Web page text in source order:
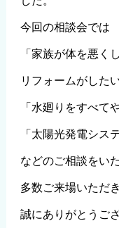
今回の相談会では
「家族が体を悪く
リフォームがしたい
「水廻りをすべて
「太陽光発電シス
などのご相談をい
多数ご来場いただ
誠にありがとうご